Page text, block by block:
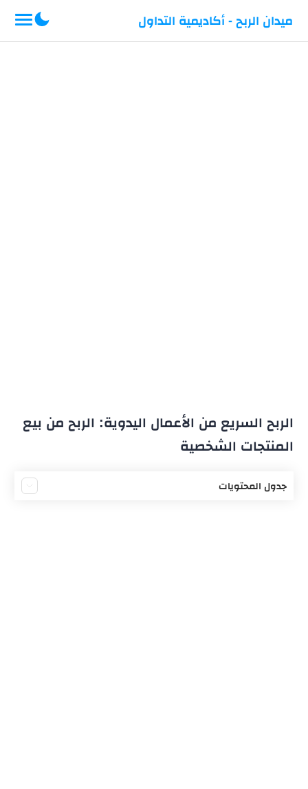
ميدان الربح - أكاديمية التداول
الربح السريع من الأعمال اليدوية: الربح من بيع
المنتجات الشخصية
جدول المحتويات